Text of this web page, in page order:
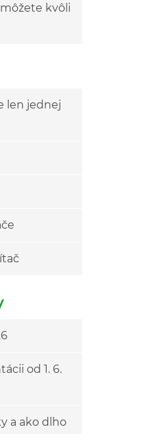
môžete kvôli
len jednej
od 1. 6.
a ako dlho